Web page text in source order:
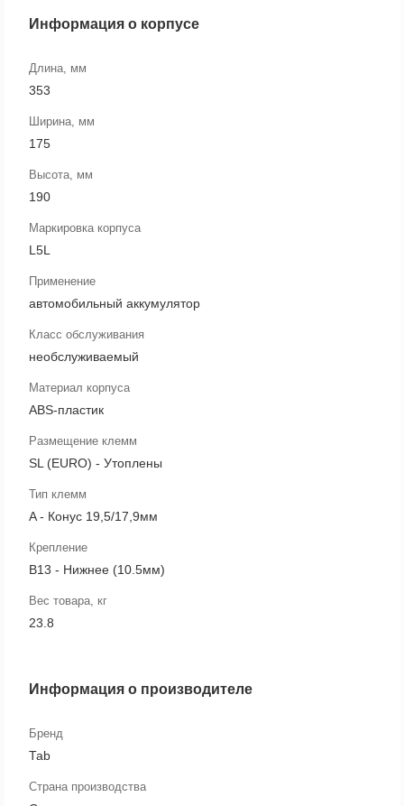
Информация о корпусе
Длина, мм
353
Ширина, мм
175
Высота, мм
190
Маркировка корпуса
L5L
Применение
автомобильный аккумулятор
Класс обслуживания
необслуживаемый
Материал корпуса
ABS-пластик
Размещение клемм
SL (EURO) - Утоплены
Тип клемм
A - Конус 19,5/17,9мм
Крепление
B13 - Нижнее (10.5мм)
Вес товара, кг
23.8
Информация о производителе
Бренд
Tab
Страна производства